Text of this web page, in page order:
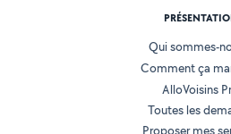
Qui sommes-
Comment ça
AlloVoisins
Toutes les
Proposer mes